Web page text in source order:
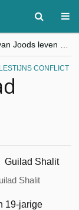
“Besnijdenisdebat toont hoe moeilijk seculiere Westen minderheden begrijpt”, Jinnih Beels (Vooruit)
CITYTRIP | ROEMENIË – Boekarest: de verrassing van Oost-Europa
CONFLICT
Shalit
19-jarige